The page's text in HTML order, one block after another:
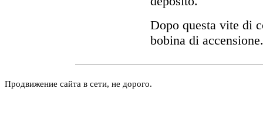
Dopo questa vite di
bobina di accensione.
Продвижение сайта в сети, не дорого.